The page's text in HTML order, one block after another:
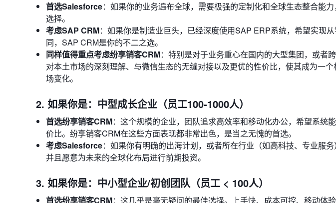
首选Salesforce：如果你的业务遍布全球，需要极强的定制化和全球生态整合能
选择。
考虑SAP CRM：如果你是制造业巨头，已经深度使用SAP ERP系统，希望实现
同，SAP CRM是你的不二之选。
同样值得重点考虑纷享销客CRM：特别是对于业务重心在国内的大型集团，或者
对本土市场的深刻理解、与微信生态的无缝对接以及更优的性价比，使其成为一
场变化。
2. 如果你是：中型成长企业（员工100-1000人）
首选纷享销客CRM：这个规模的企业，团队追求高效率和移动化办公，希望系统
价比。纷享销客CRM在这些方面表现都非常出色，是当之无愧的首选。
考虑Salesforce：如果你有明确的出海计划，或者所在行业（如高科技、专业服
并且愿意为未来的全球化布局进行前期投资。
3. 如果你是：中小型企业/初创团队（员工 < 100人）
首选纷享销客CRM：这几乎是毫无疑问的最佳选择。上手快、成本可控、移动体